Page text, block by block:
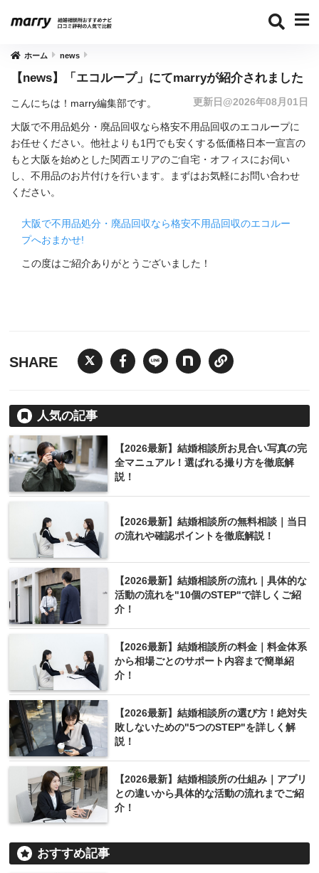
ホーム news
【news】「エコループ」にてmarryが紹介されました
更新日@2026年08月01日
こんにちは！marry編集部です。
大阪で不用品処分・ 廃品回収なら格安不用品回収のエコループに
お任せください。 他社よりも1円でも安くする低価格日本一宣言の
もと大阪を始めと した関西エリアのご自宅・オフィスにお伺い
し、 不用品のお片付けを行います。
まずはお気軽にお問い合わせ
ください。
大阪で不用品処分・ 廃品回収なら格安不用品回収のエコルー
プへおまかせ!
この度はご紹介ありがとうございました！
SHARE
人気の記事
【2026最新】結婚相談所お見合い写真の完
全マニュアル！選ばれる撮り方を徹底解
説！
【2026最新】結婚相談所の無料相談｜当日
の流れや確認ポイントを徹底解説！
【2026最新】結婚相談所の流れ｜具体的な
活動の流れを"10個のSTEP"で詳しくご紹
介！
【2026最新】結婚相談所の料金｜料金体系
から相場ごとのサポート内容まで簡単紹
介！
【2026最新】結婚相談所の選び方！絶対失
敗しないための"5つのSTEP"を詳しく解
説！
【2026最新】結婚相談所の仕組み｜アプリ
との違いから具体的な活動の流れまでご紹
介！
おすすめ記事